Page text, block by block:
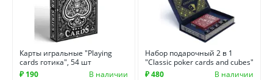
Карты игральные "Playing
cards готика", 54 шт
₽ 190
В наличии
Набор подарочный 2 в 1
"Classic poker cards and cubes"
₽ 480
В наличии